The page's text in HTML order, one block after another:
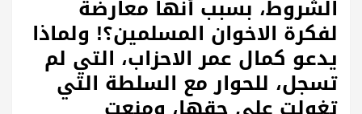
الشروط، بسبب أنها معارضة
لفكرة الاخوان المسلمين؟! ولماذا
يدعو كمال عمر الاحزاب، التي لم
تسجل، للحوار مع السلطة التي